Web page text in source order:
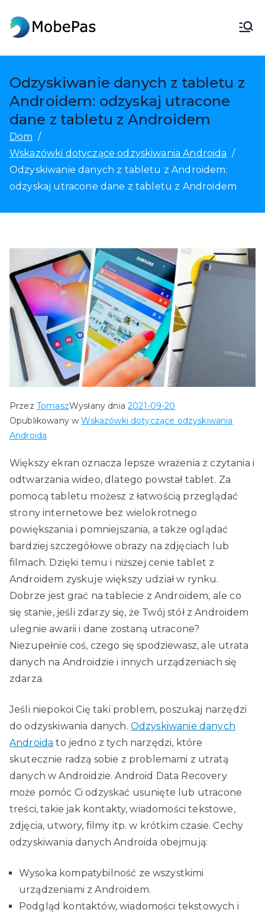
do
treści
Zmieniacz lokalizacji MobePas,
Odzyskiwanie danych z tabletu z
Androidem: odzyskaj utracone
dane z tabletu z Androidem
Dom
Wskazówki dotyczące odzyskiwania Androida
Odzyskiwanie danych z tabletu z Androidem:
odzyskaj utracone dane z tabletu z Androidem
Przez TomaszWysłany dnia2021-09-20
Opublikowany wWskazówki dotyczące odzyskiwania
Androida
Większy ekran oznacza lepsze wrażenia z czytania i
odtwarzania wideo, dlatego powstał tablet. Za
pomocą tabletu możesz z łatwością przeglądać
strony internetowe bez wielokrotnego
powiększania i pomniejszania, a także oglądać
bardziej szczegółowe obrazy na zdjęciach lub
filmach. Dzięki temu i niższej cenie tablet z
Androidem zyskuje większy udział w rynku.
Dobrze jest grać na tablecie z Androidem, ale co
się stanie, jeśli zdarzy się, że Twój stół z Androidem
ulegnie awarii i dane zostaną utracone?
Niezupełnie coś, czego się spodziewasz, ale utrata
danych na Androidzie i innych urządzeniach się
zdarza.
Jeśli niepokoi Cię taki problem, poszukaj narzędzi
do odzyskiwania danych. Odzyskiwanie danych
Androida to jedno z tych narzędzi, które
skutecznie radzą sobie z problemami z utratą
danych w Androidzie. Android Data Recovery
może pomóc Ci odzyskać usunięte lub utracone
treści, takie jak kontakty, wiadomości tekstowe,
zdjęcia, utwory, filmy itp. w krótkim czasie. Cechy
odzyskiwania danych Androida obejmują:
Wysoka kompatybilność ze wszystkimi
urządzeniami z Androidem.
Podgląd kontaktów, wiadomości tekstowych i